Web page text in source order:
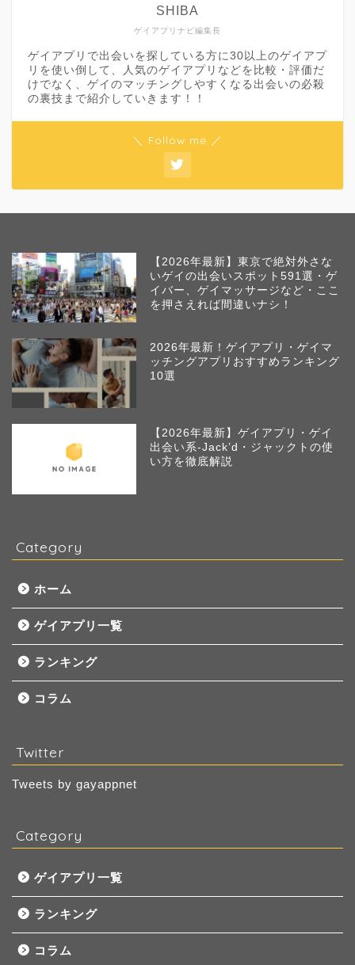
ゲイアプリナビ編集長
SHIBA
ゲイアプリで出会いを探している方に30以上のゲイアプ
リを使い倒して、人気のゲイアプリなどを比較・評価だ
けでなく、ゲイのマッチングしやすくなる出会いの必殺
の裏技まで紹介していきます！！
＼ Follow me ／
【2026年最新】東京で絶対外さな
いゲイの出会いスポット591選・ゲ
イバー、ゲイマッサージなど・ここ
を押さえれば間違いナシ！
2026年最新！ゲイアプリ・ゲイマ
ッチングアプリおすすめランキング
10選
【2026年最新】ゲイアプリ・ゲイ
出会い系-Jack’d・ジャックトの使
い方を徹底解説
Category
ホーム
ゲイアプリ一覧
ランキング
コラム
Twitter
Tweets by gayappnet
Category
ゲイアプリ一覧
ランキング
コラム